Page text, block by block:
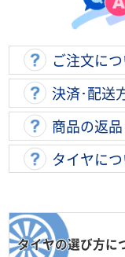
ご注文に
決済･配送
商品の返
タイヤに
タイヤの選び方に